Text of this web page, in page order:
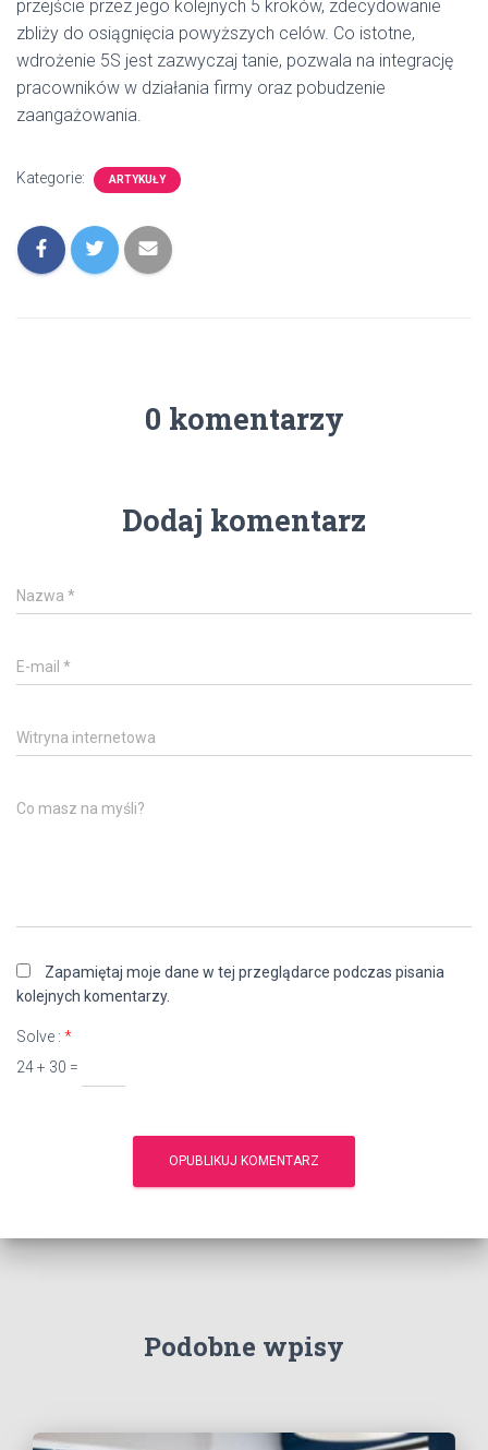
przejście przez jego kolejnych 5 kroków, zdecydowanie
zbliży do osiągnięcia powyższych celów. Co istotne,
wdrożenie 5S jest zazwyczaj tanie, pozwala na integrację
pracowników w działania firmy oraz pobudzenie
zaangażowania.
Kategorie: ARTYKUŁY
0 komentarzy
Dodaj komentarz
Nazwa *
E-mail *
Witryna internetowa
Co masz na myśli?
Zapamiętaj moje dane w tej przeglądarce podczas pisania
kolejnych komentarzy.
Solve : *
24 + 30 =
Podobne wpisy